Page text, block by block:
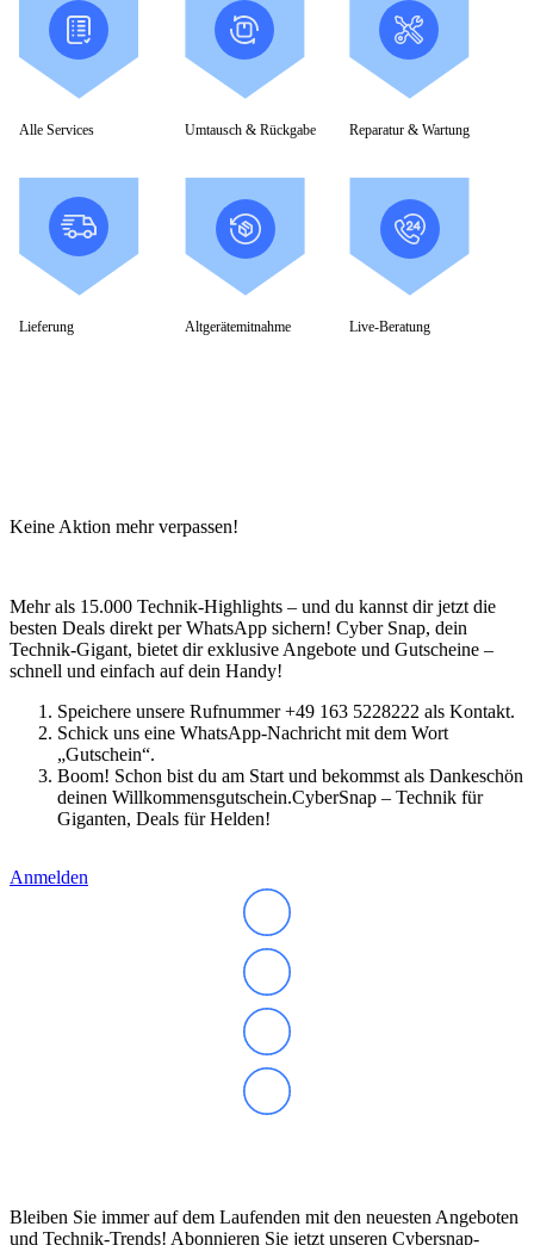
Alle Services Umtausch & Rückgabe Reparatur & Wartung
Lieferung Altgerätemitnahme Live-Beratung
Keine Aktion mehr verpassen!
Mehr als 15.000 Technik-Highlights – und du kannst dir jetzt die
besten Deals direkt per WhatsApp sichern! Cyber Snap, dein
Technik-Gigant, bietet dir exklusive Angebote und Gutscheine –
schnell und einfach auf dein Handy!
Speichere unsere Rufnummer +49 163 5228222 als Kontakt.
Schick uns eine WhatsApp-Nachricht mit dem Wort
„Gutschein“.
Boom! Schon bist du am Start und bekommst als Dankeschön
deinen Willkommensgutschein.CyberSnap – Technik für
Giganten, Deals für Helden!
Anmelden
Bleiben Sie immer auf dem Laufenden mit den neuesten Angeboten
und Technik-Trends! Abonnieren Sie jetzt unseren Cybersnap-